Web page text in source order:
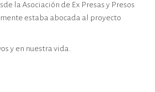
la Asociación de Ex Presas y Presos
estaba abocada al proyecto
y en nuestra vida.